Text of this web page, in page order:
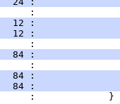
:
12 :
12 :
:
84 :
:
84 :
84 :
:             }